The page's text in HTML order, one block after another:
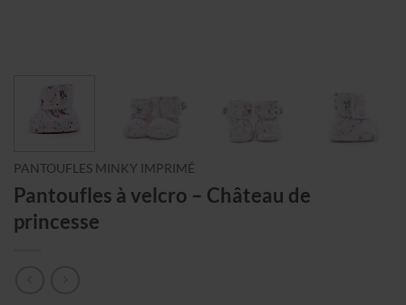
PANTOUFLES MINKY IMPRIMÉ
Pantoufles à velcro – Château de
princesse